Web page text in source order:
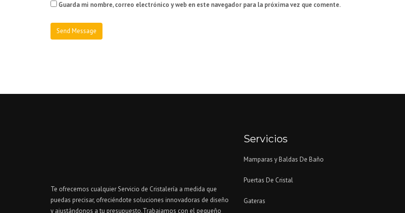
Guarda mi nombre, correo electrónico y web en este navegador para la próxima vez que comente.
Te ofrecemos cualquier Servicio de Cristalería a medida que
puedas precisar, ofreciéndote soluciones innovadoras de diseño
y ajustándonos a tu presupuesto.Trabajamos con el pequeño
Servicios
Mamparas y Baldas De Baño
Puertas De Cristal
Gateras